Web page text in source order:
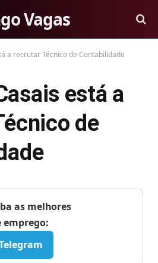
Vagas
a recrutar Técnico de Contabilidade
está a
de
as melhores
emprego: